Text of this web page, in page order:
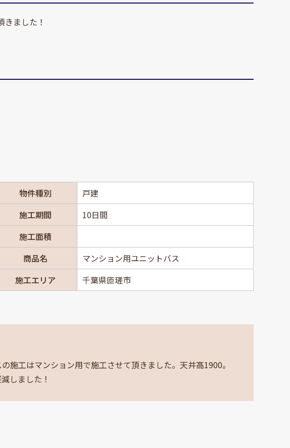
ました！
物件種別
戸建
施工期間
10日間
施工面積
商品名
マンション用ユニットバス
施工エリア 千葉県匝瑳市
施工はマンション用で施工させて頂きました。天井高1900。
しました！